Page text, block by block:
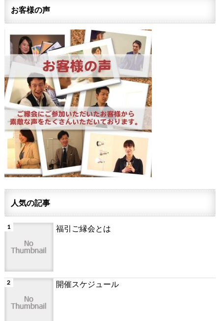
お客様の声
人気の記事
福引ご縁会とは
開催スケジュール